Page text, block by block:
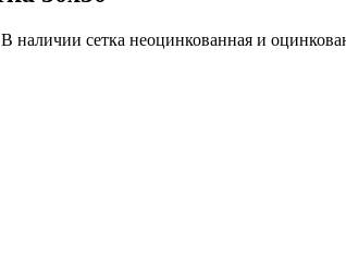
сетка неоцинкованная и